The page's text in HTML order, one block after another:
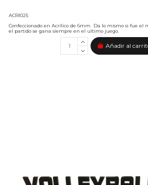
ACRI025
Confeccionado en Acrílico de 6mm Da lo mismo si fue el
el partido se gana siempre en el ultimo juego.
Añadir al